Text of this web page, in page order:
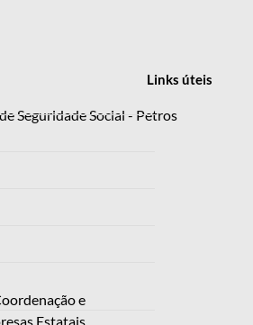
Linksúteis
Seguridade Social - Petros
e
Estatais